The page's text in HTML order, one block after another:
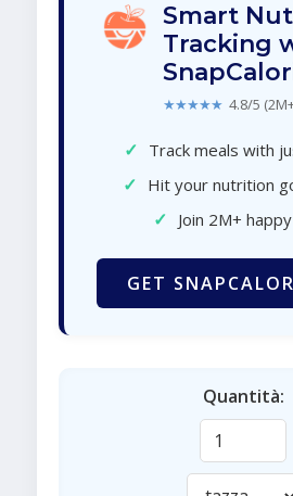
Smart
Tracking
★★★★★ 4.8/5
✓ Track meals with
✓ Hit your nutrition
✓ Join 2M+
GET
Quantità: